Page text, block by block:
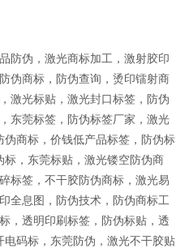
防伪，激光商标加工，激射胶印
伪商标，防伪查询，烫印镭射商
激光标贴，激光封口标签，防伪
东莞标签，防伪标签厂家，激光
商标，价钱低产品标签，防伪标
标，东莞标贴，激光镂空防伪商
标签，不干胶防伪商标，激光易
全息图，防伪技术，防伪商标工
，透明印刷标签，防伪标贴，透
码标，东莞防伪，激光不干胶贴